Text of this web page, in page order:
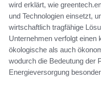
wird erklärt, wie
und Technologien einsetzt,
wirtschaftlich tragfähige
Unternehmen verfolgt einen
ökologische als auch
wodurch die Bedeutung der
Energieversorgung